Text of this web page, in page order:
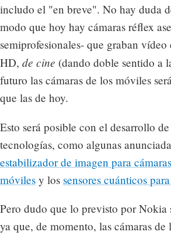
includo el "en breve". No hay duda
modo que hoy hay cámaras réflex
semiprofesionales- que graban
HD, de cine (dando doble sentido a
futuro las cámaras de los móviles
que las de hoy.
Esto será posible con el desarrollo
tecnologías, como algunas
estabilizador de imagen para
móviles y los sensores cuánticos
Pero dudo que lo previsto por Nokia
ya que, de momento, las cámaras